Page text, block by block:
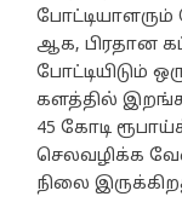
போட்டியாளரும்
ஆக, பிரதான
போட்டியிடும்
களத்தில்
45 கோடி
செலவழிக்க
நிலை